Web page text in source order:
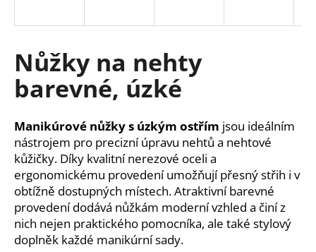
Nůžky na nehty
barevné, úzké
Manikúrové nůžky s úzkým ostřím jsou ideálním
nástrojem pro precizní úpravu nehtů a nehtové
kůžičky. Díky kvalitní nerezové oceli a
ergonomickému provedení umožňují přesný střih i v
obtížně dostupných místech. Atraktivní barevné
provedení dodává nůžkám moderní vzhled a činí z
nich nejen praktického pomocníka, ale také stylový
doplněk každé manikúrní sady.
í
t
?
HLEDAT
D
o